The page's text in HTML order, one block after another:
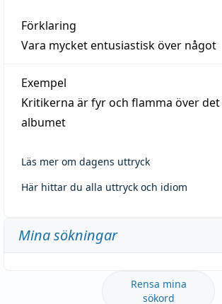
Förklaring
Vara mycket entusiastisk över något
Exempel
Kritikerna är fyr och flamma över det
albumet
Läs mer om dagens uttryck
Här hittar du alla uttryck och idiom
Mina sökningar
Rensa mina
sökord